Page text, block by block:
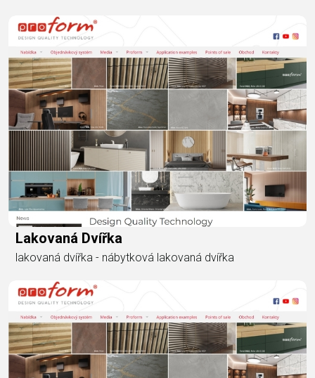
Lakovaná Dvířka
lakovaná dvířka - nábytková lakovaná dvířka